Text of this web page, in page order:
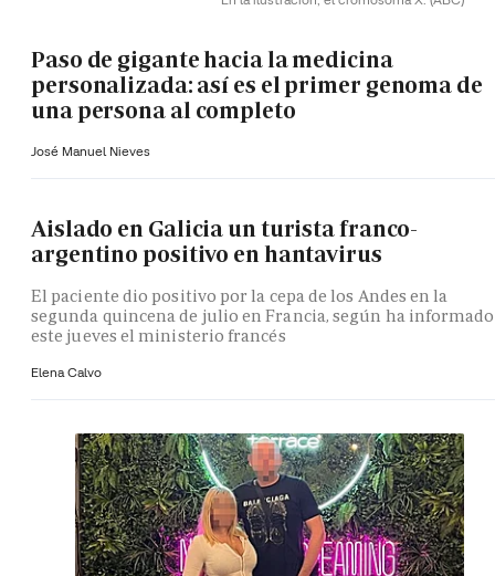
Paso de gigante hacia la medicina
personalizada: así es el primer genoma de
una persona al completo
José Manuel Nieves
Aislado en Galicia un turista franco-
argentino positivo en hantavirus
El paciente dio positivo por la cepa de los Andes en la
segunda quincena de julio en Francia, según ha informado
este jueves el ministerio francés
Elena Calvo